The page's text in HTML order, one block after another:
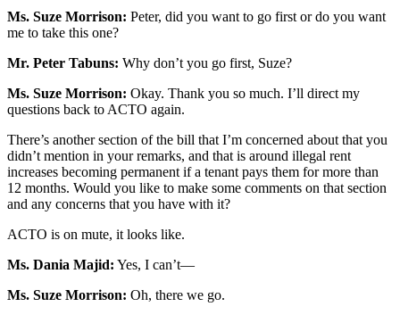
Ms. Suze Morrison: Peter, did you want to go first or do you want
me to take this one?
Mr. Peter Tabuns: Why don’t you go first, Suze?
Ms. Suze Morrison: Okay. Thank you so much. I’ll direct my
questions back to ACTO again.
There’s another section of the bill that I’m concerned about that you
didn’t mention in your remarks, and that is around illegal rent
increases becoming permanent if a tenant pays them for more than
12 months. Would you like to make some comments on that section
and any concerns that you have with it?
ACTO is on mute, it looks like.
Ms. Dania Majid: Yes, I can’t—
Ms. Suze Morrison: Oh, there we go.